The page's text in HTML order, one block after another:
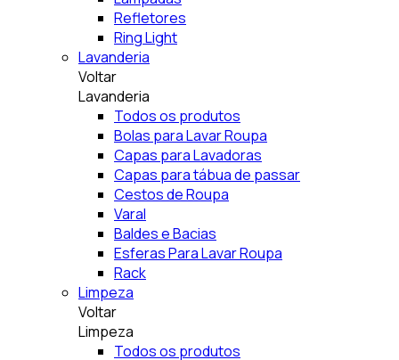
Refletores
Ring Light
Lavanderia
Voltar
Lavanderia
Todos os produtos
Bolas para Lavar Roupa
Capas para Lavadoras
Capas para tábua de passar
Cestos de Roupa
Varal
Baldes e Bacias
Esferas Para Lavar Roupa
Rack
Limpeza
Voltar
Limpeza
Todos os produtos